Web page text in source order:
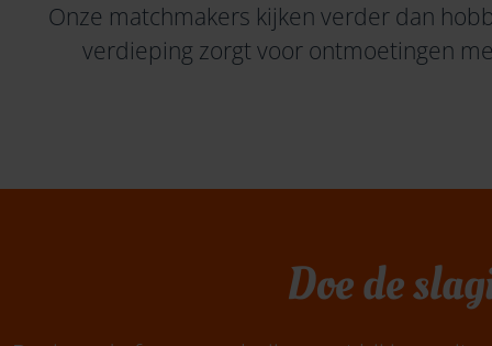
Onze matchmakers kijken verder dan
verdieping zorgt voor ontmoetingen
Doe de